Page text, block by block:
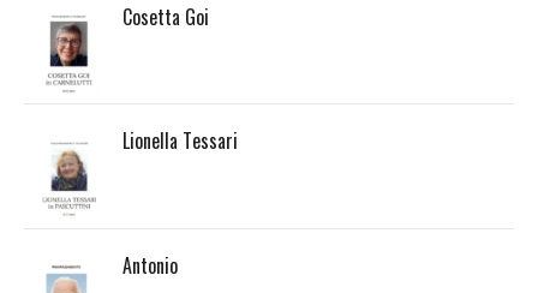
Cosetta Goi
Lionella Tessari
Antonio